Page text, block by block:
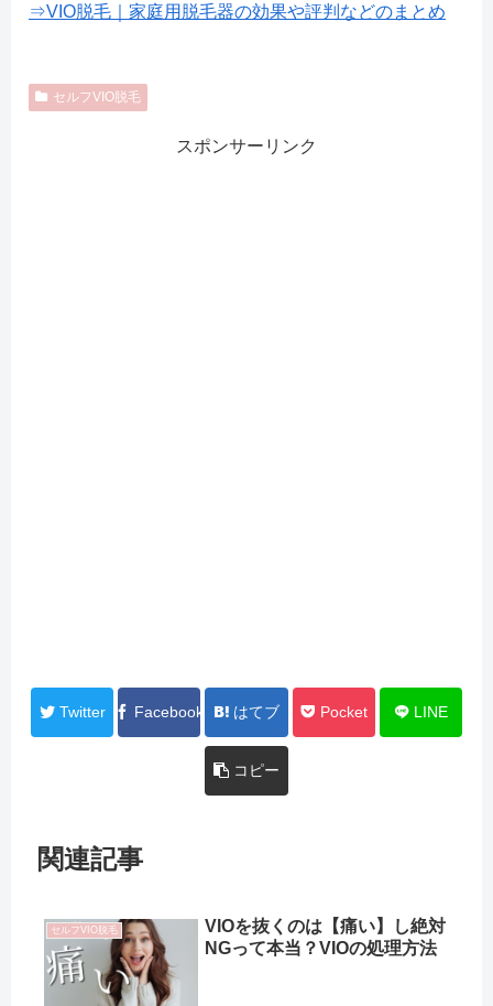
⇒VIO脱毛｜家庭用脱毛器の効果や評判などのまとめ
セルフVIO脱毛
スポンサーリンク
Twitter Facebook はてブ Pocket LINE
コピー
関連記事
セルフVIO脱毛
VIOを抜くのは【痛い】し絶対
NGって本当？VIOの処理方法